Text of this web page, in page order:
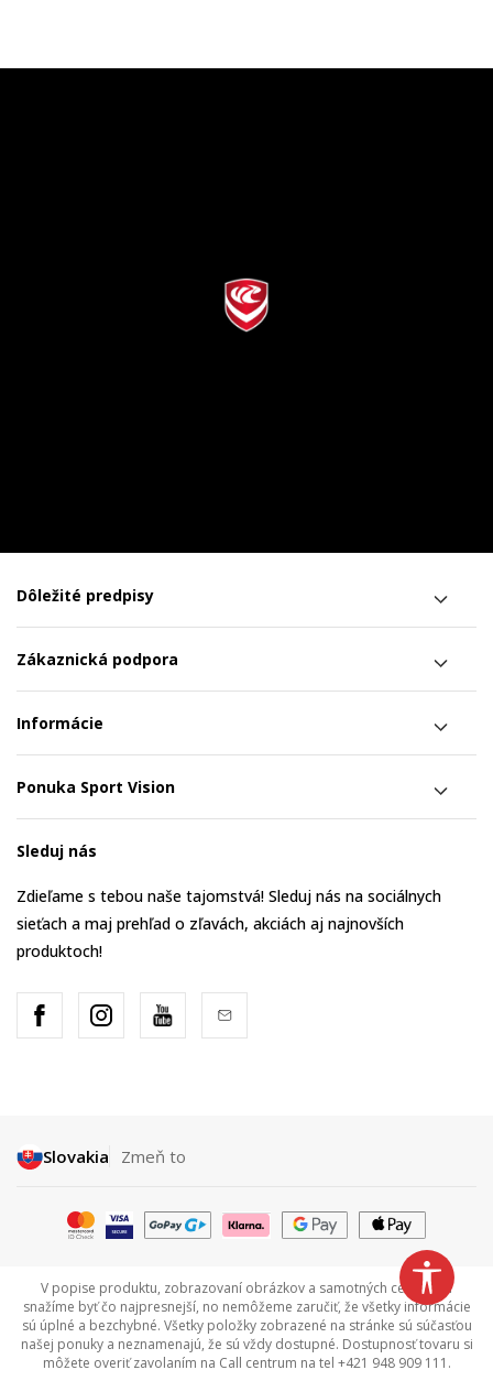
Dôležité predpisy
Zákaznická podpora
Informácie
Ponuka Sport Vision
Sleduj nás
Zdieľame s tebou naše tajomstvá! Sleduj nás na sociálnych
sieťach a maj prehľad o zľavách, akciách aj najnovších
produktoch!
Slovakia Zmeň to
V popise produktu, zobrazovaní obrázkov a samotných cenách sa
snažíme byť čo najpresnejší, no nemôžeme zaručiť, že všetky informácie
sú úplné a bezchybné. Všetky položky zobrazené na stránke sú súčasťou
našej ponuky a neznamenajú, že sú vždy dostupné. Dostupnosť tovaru si
môžete overiť zavolaním na Call centrum na tel +421 948 909 111.